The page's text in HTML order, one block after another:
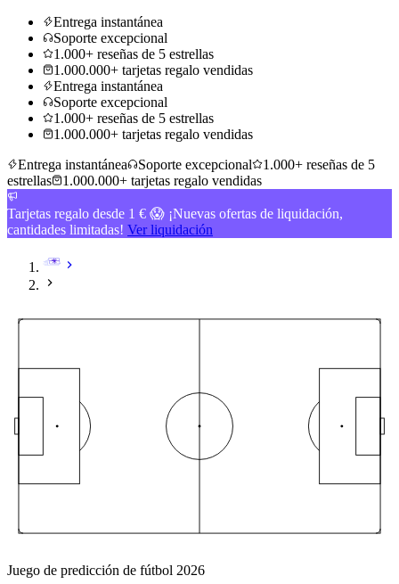
Entrega instantánea
Soporte excepcional
1.000+ reseñas de 5 estrellas
1.000.000+ tarjetas regalo vendidas
Entrega instantánea
Soporte excepcional
1.000+ reseñas de 5 estrellas
1.000.000+ tarjetas regalo vendidas
Entrega instantánea
Soporte excepcional
1.000+ reseñas de 5
estrellas
1.000.000+ tarjetas regalo vendidas
Tarjetas regalo desde 1 € 😱 ¡Nuevas ofertas de liquidación,
cantidades limitadas! Ver liquidación
Juego de predicción de fútbol 2026